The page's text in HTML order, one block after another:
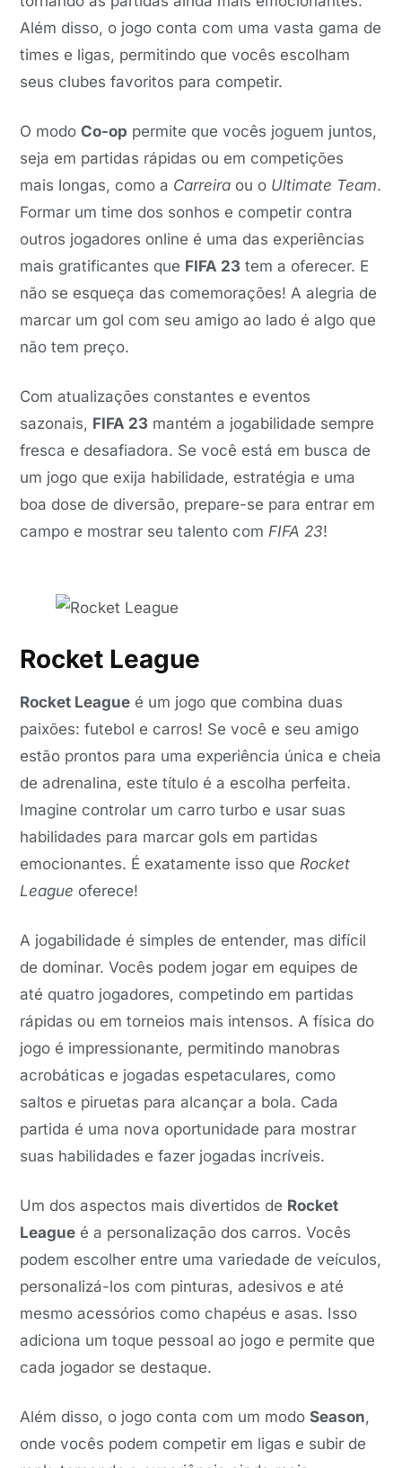
Além disso, o jogo conta com uma vasta gama de
times e ligas, permitindo que vocês escolham
seus clubes favoritos para competir.
O modoCo-op permite que vocês joguem juntos,
seja em partidas rápidas ou em competições
mais longas, como a Carreira ou o Ultimate Team.
Formar um time dos sonhos e competir contra
outros jogadores online é uma das experiências
mais gratificantes que FIFA 23 tem a oferecer. E
não se esqueça das comemorações! A alegria de
marcar um gol com seu amigo ao lado é algo que
não tem preço.
Com atualizações constantes e eventos
sazonais, FIFA 23 mantém a jogabilidade sempre
fresca e desafiadora. Se você está em busca de
um jogo que exija habilidade, estratégia e uma
boa dose de diversão, prepare-se para entrar em
campo e mostrar seu talento com FIFA 23!
Rocket League
Rocket League é um jogo que combina duas
paixões: futebol e carros! Se você e seu amigo
estão prontos para uma experiência única e cheia
de adrenalina, este título é a escolha perfeita.
Imagine controlar um carro turbo e usar suas
habilidades para marcar gols em partidas
emocionantes. É exatamente isso que Rocket
League oferece!
A jogabilidade é simples de entender, mas difícil
de dominar. Vocês podem jogar em equipes de
até quatro jogadores, competindo em partidas
rápidas ou em torneios mais intensos. A física do
jogo é impressionante, permitindo manobras
acrobáticas e jogadas espetaculares, como
saltos e piruetas para alcançar a bola. Cada
partida é uma nova oportunidade para mostrar
suas habilidades e fazer jogadas incríveis.
Um dos aspectos mais divertidos de Rocket
League é a personalização dos carros. Vocês
podem escolher entre uma variedade de veículos,
personalizá-los com pinturas, adesivos e até
mesmo acessórios como chapéus e asas. Isso
adiciona um toque pessoal ao jogo e permite que
cada jogador se destaque.
Além disso, o jogo conta com um modoSeason,
onde vocês podem competir em ligas e subir de